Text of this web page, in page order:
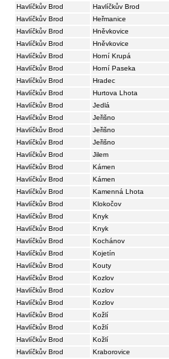
Havlíčkův Brod
Havlíčkův Brod
Havlíčkův Brod
Heřmanice
Havlíčkův Brod
Hněvkovice
Havlíčkův Brod
Hněvkovice
Havlíčkův Brod
Horní Krupá
Havlíčkův Brod
Horní Paseka
Havlíčkův Brod
Hradec
Havlíčkův Brod
Hurtova Lhota
Havlíčkův Brod
Jedlá
Havlíčkův Brod
Jeřišno
Havlíčkův Brod
Jeřišno
Havlíčkův Brod
Jeřišno
Havlíčkův Brod
Jilem
Havlíčkův Brod
Kámen
Havlíčkův Brod
Kámen
Havlíčkův Brod
Kamenná Lhota
Havlíčkův Brod
Klokočov
Havlíčkův Brod
Knyk
Havlíčkův Brod
Knyk
Havlíčkův Brod
Kochánov
Havlíčkův Brod
Kojetín
Havlíčkův Brod
Kouty
Havlíčkův Brod
Kozlov
Havlíčkův Brod
Kozlov
Havlíčkův Brod
Kozlov
Havlíčkův Brod
Kožlí
Havlíčkův Brod
Kožlí
Havlíčkův Brod
Kožlí
Havlíčkův Brod
Kraborovice